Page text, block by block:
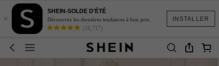
INSTALLER
×
SHEIN-SOLDE D'ÉTÉ
Découvrez les dernières tendances à bon prix.
(18,717)